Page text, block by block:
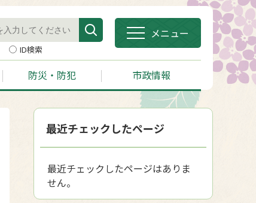
ID検索
メニュー
防災・防犯 市政情報
最近チェックしたページ
最近チェックしたページはありま
せん。